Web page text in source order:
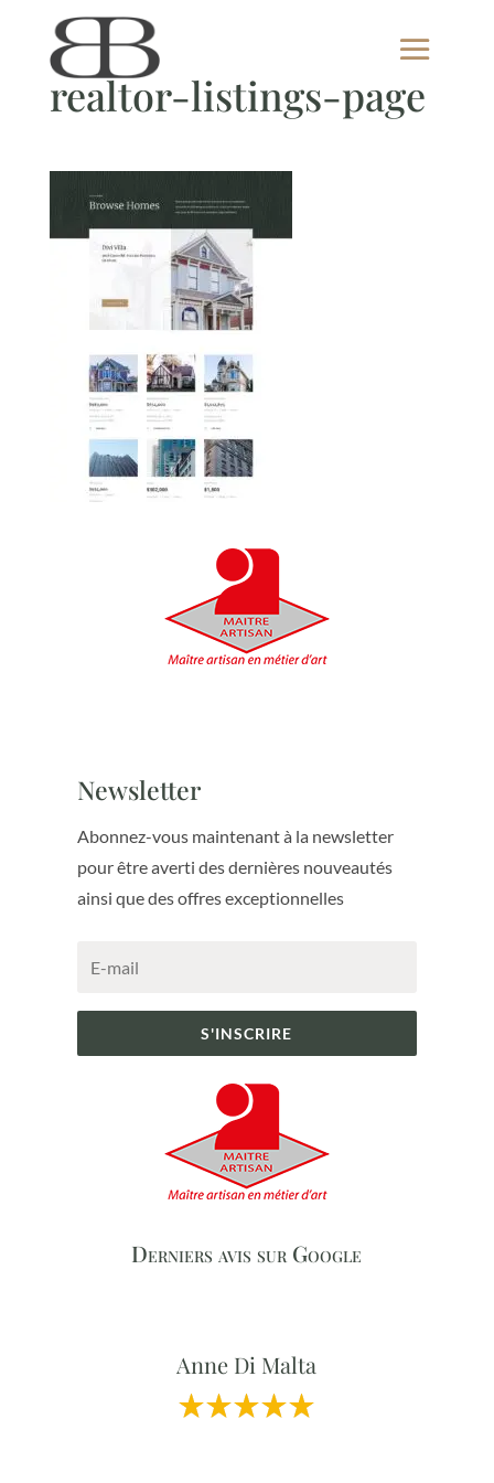
realtor-listings-page
Newsletter
Abonnez-vous maintenant à la newsletter
pour être averti des dernières nouveautés
ainsi que des offres exceptionnelles
S'INSCRIRE
Derniers avis sur Google
Anne Di Malta